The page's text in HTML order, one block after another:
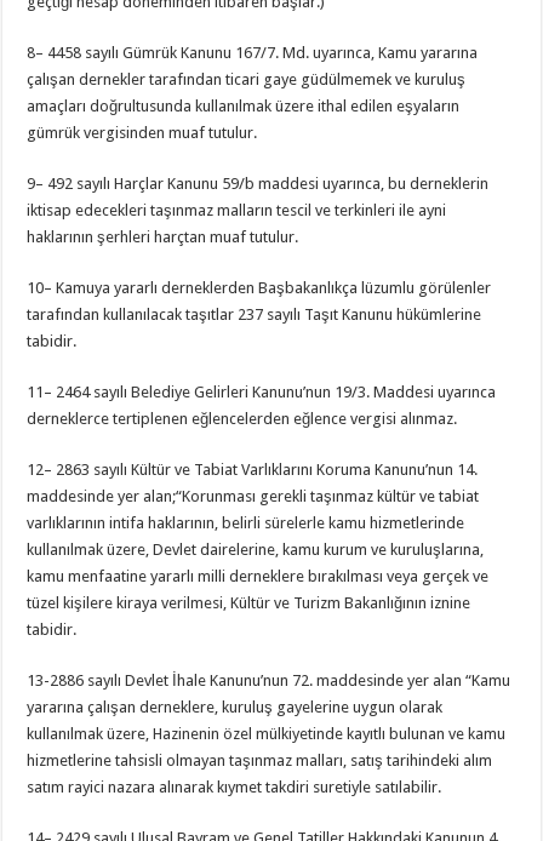
8– 4458 sayılı Gümrük Kanunu 167/7. Md. uyarınca, Kamu yararına
çalışan dernekler tarafından ticari gaye güdülmemek ve kuruluş
amaçları doğrultusunda kullanılmak üzere ithal edilen eşyaların
gümrük vergisinden muaf tutulur.
9– 492 sayılı Harçlar Kanunu 59/b maddesi uyarınca, bu derneklerin
iktisap edecekleri taşınmaz malların tescil ve terkinleri ile ayni
haklarının şerhleri harçtan muaf tutulur.
10– Kamuya yararlı derneklerden Başbakanlıkça lüzumlu görülenler
tarafından kullanılacak taşıtlar 237 sayılı Taşıt Kanunu hükümlerine
tabidir.
11– 2464 sayılı Belediye Gelirleri Kanunu’nun 19/3. Maddesi uyarınca
derneklerce tertiplenen eğlencelerden eğlence vergisi alınmaz.
12– 2863 sayılı Kültür ve Tabiat Varlıklarını Koruma Kanunu’nun 14.
maddesinde yer alan;“Korunması gerekli taşınmaz kültür ve tabiat
varlıklarının intifa haklarının, belirli sürelerle kamu hizmetlerinde
kullanılmak üzere, Devlet dairelerine, kamu kurum ve kuruluşlarına,
kamu menfaatine yararlı milli derneklere bırakılması veya gerçek ve
tüzel kişilere kiraya verilmesi, Kültür ve Turizm Bakanlığının iznine
tabidir.
13-2886 sayılı Devlet İhale Kanunu’nun 72. maddesinde yer alan “Kamu
yararına çalışan derneklere, kuruluş gayelerine uygun olarak
kullanılmak üzere, Hazinenin özel mülkiyetinde kayıtlı bulunan ve kamu
hizmetlerine tahsisli olmayan taşınmaz malları, satış tarihindeki alım
satım rayici nazara alınarak kıymet takdiri suretiyle satılabilir.